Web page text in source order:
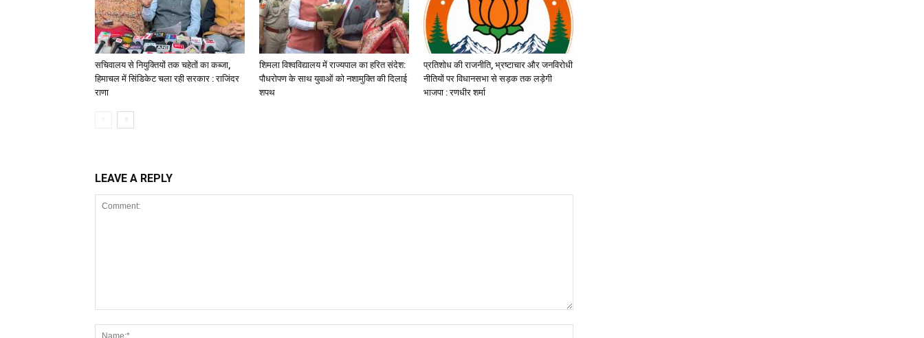
सचिवालय से नियुक्तियों तक चहेतों का कब्जा,
हिमाचल में सिंडिकेट चला रही सरकार : राजिंदर
राणा
शिमला विश्वविद्यालय में राज्यपाल का हरित संदेश:
पौधरोपण के साथ युवाओं को नशामुक्ति की दिलाई
शपथ
प्रतिशोध की राजनीति, भ्रष्टाचार और जनविरोधी
नीतियों पर विधानसभा से सड़क तक लड़ेगी
भाजपा : रणधीर शर्मा
LEAVE A REPLY